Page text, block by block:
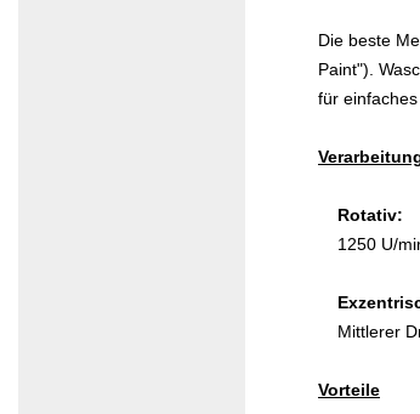
Die beste
Paint").
für
Rotativ:
1250 U/
Mittlerer
Vorteile